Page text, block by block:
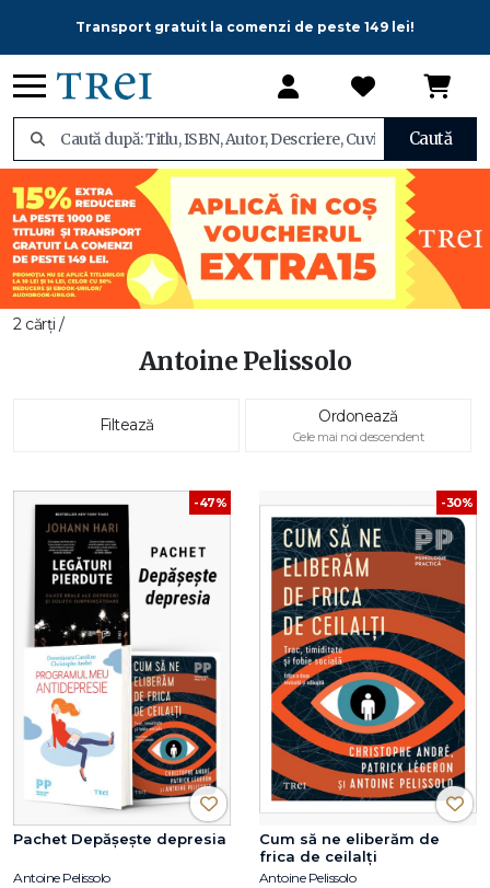
Transport gratuit la comenzi de peste 149 lei!
Caută
2 cărți /
Antoine Pelissolo
Filtează Ordonează
Cele mai noi descendent
-47%
Pachet Depășește depresia
Antoine Pelissolo
-30%
Cum să ne eliberăm de
frica de ceilalți
Antoine Pelissolo